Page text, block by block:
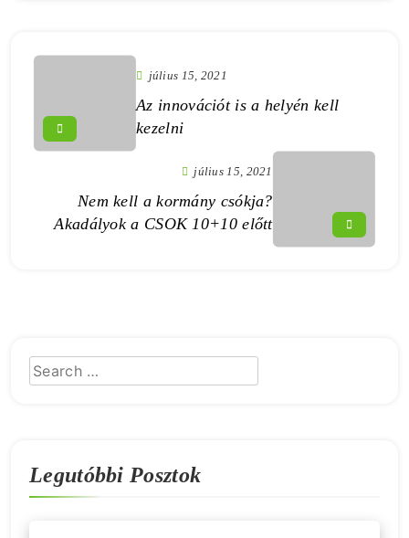
július 15, 2021
Az innovációt is a helyén kell
kezelni
július 15, 2021
Nem kell a kormány csókja?
Akadályok a CSOK 10+10 előtt
Legutóbbi Posztok